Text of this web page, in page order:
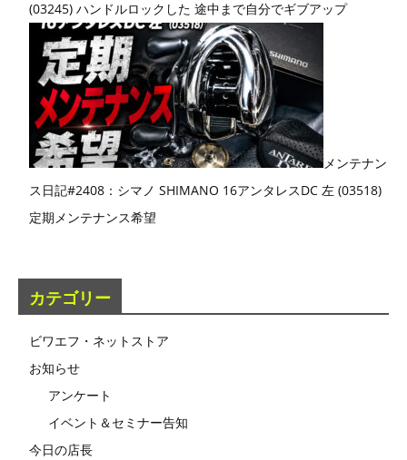
(03245) ハンドルロックした 途中まで自分でギブアップ
メンテナン
ス日記#2408：シマノ SHIMANO 16アンタレスDC 左 (03518)
定期メンテナンス希望
カテゴリー
ビワエフ・ネットストア
お知らせ
アンケート
イベント＆セミナー告知
今日の店長